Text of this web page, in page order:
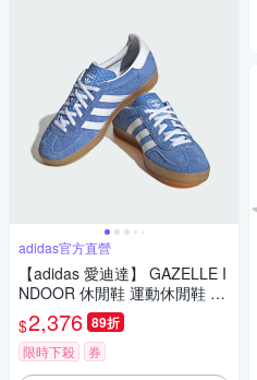
adidas官方直營
【adidas 愛迪達】 GAZELLE I
NDOOR 休閒鞋 運動休閒鞋 德
訓鞋 滑板 復古 女鞋 - Originals
HQ8717
$2,376 89折
限時下殺 券